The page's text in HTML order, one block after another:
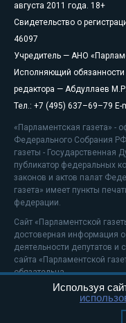
августа 2011 года. 18+
Свидетельство о
46097
Учредитель — АНО
Исполняющий обязанности
редактора — Абдуллаев М.Р.
Тел.: +7 (495) 637–69–79 E-
«Парламентская газета» -
Федерального Собрания
газеты -
публикатор федеральных
законов и актов палат
газета» имеет пункты
федерации.
Сайт «Парламентской
достоверная информация
деятельности депутатов и
сайта «Парламентской
обязательна.
На информационном
Положение о защите
Используя